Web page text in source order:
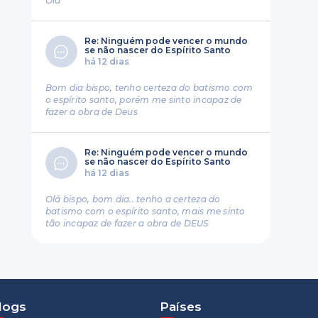
Re: Ninguém pode vencer o mundo
se não nascer do Espírito Santo
há 12 dias
Bom dia bispo, tenho certeza do batismo com
o espírito santo, porém me sinto incapaz de
fazer a obra de Deus
Re: Ninguém pode vencer o mundo
se não nascer do Espírito Santo
há 12 dias
Olá bispo, bom dia.. tenho a certeza do
batismo com o espírito santo, mais me sinto
tão incapaz de fazer a obra de DEUS
Países